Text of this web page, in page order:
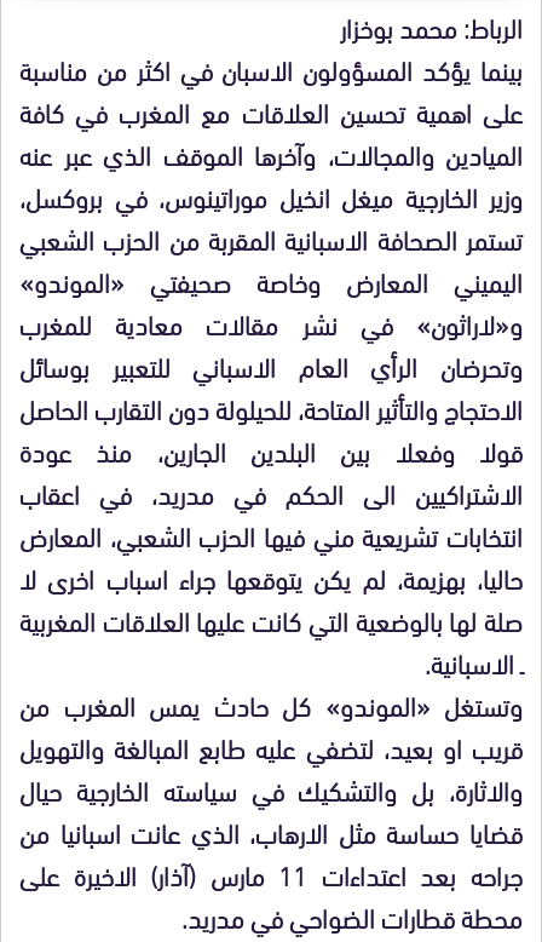
الرباط: محمد بوخزار
بينما يؤكد المسؤولون الاسبان في اكثر من مناسبة
على اهمية تحسين العلاقات مع المغرب في كافة
الميادين والمجالات، وآخرها الموقف الذي عبر عنه
وزير الخارجية ميغل انخيل موراتينوس، في بروكسل،
تستمر الصحافة الاسبانية المقربة من الحزب الشعبي
اليميني المعارض وخاصة صحيفتي «الموندو»
و«لاراثون» في نشر مقالات معادية للمغرب
وتحرضان الرأي العام الاسباني للتعبير بوسائل
الاحتجاج والتأثير المتاحة، للحيلولة دون التقارب الحاصل
قولا وفعلا بين البلدين الجارين، منذ عودة
الاشتراكيين الى الحكم في مدريد، في اعقاب
انتخابات تشريعية مني فيها الحزب الشعبي، المعارض
حاليا، بهزيمة، لم يكن يتوقعها جراء اسباب اخرى لا
صلة لها بالوضعية التي كانت عليها العلاقات المغربية
ـ الاسبانية.
وتستغل «الموندو» كل حادث يمس المغرب من
قريب او بعيد، لتضفي عليه طابع المبالغة والتهويل
والاثارة، بل والتشكيك في سياسته الخارجية حيال
قضايا حساسة مثل الارهاب، الذي عانت اسبانيا من
جراحه بعد اعتداءات 11 مارس (آذار) الاخيرة على
محطة قطارات الضواحي في مدريد.